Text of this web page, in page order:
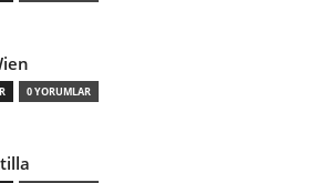
0 YORUMLAR